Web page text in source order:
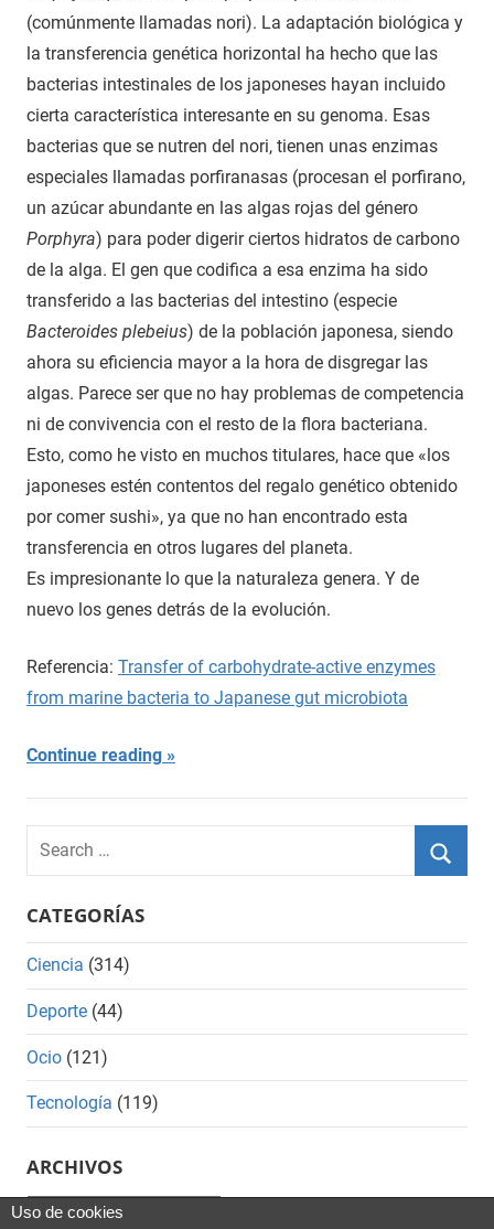
(comúnmente llamadas nori). La adaptación biológica y
la transferencia genética horizontal ha hecho que las
bacterias intestinales de los japoneses hayan incluido
cierta característica interesante en su genoma. Esas
bacterias que se nutren del nori, tienen unas enzimas
especiales llamadas porfiranasas (procesan el porfirano,
un azúcar abundante en las algas rojas del género
Porphyra) para poder digerir ciertos hidratos de carbono
de la alga. El gen que codifica a esa enzima ha sido
transferido a las bacterias del intestino (especie
Bacteroides plebeius) de la población japonesa, siendo
ahora su eficiencia mayor a la hora de disgregar las
algas. Parece ser que no hay problemas de competencia
ni de convivencia con el resto de la flora bacteriana.
Esto, como he visto en muchos titulares, hace que «los
japoneses estén contentos del regalo genético obtenido
por comer sushi», ya que no han encontrado esta
transferencia en otros lugares del planeta.
Es impresionante lo que la naturaleza genera. Y de
nuevo los genes detrás de la evolución.
Referencia: Transfer of carbohydrate-active enzymes
from marine bacteria to Japanese gut microbiota
Continue reading
Search
for:
CATEGORÍAS
Ciencia (314)
Deporte (44)
Ocio (121)
Tecnología (119)
ARCHIVOS
Archivos
Uso de cookies